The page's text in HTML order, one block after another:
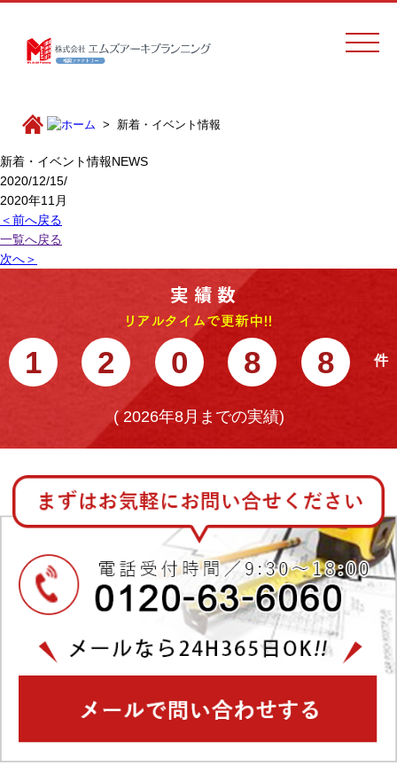
新着・イベント情報
新着・イベント情報NEWS
2020/12/15/
2020年11月
＜前へ戻る
一覧へ戻る
次へ＞
1 2 0 8 8
(2026年8月までの実績)